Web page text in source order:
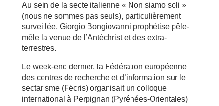
Au sein de la secte italienne « Non siamo soli »
(nous ne sommes pas seuls), particulièrement
surveillée, Giorgio Bongiovanni prophétise pêle-
mêle la venue de l’Antéchrist et des extra-
terrestres.
Le week-end dernier, la Fédération européenne
des centres de recherche et d’information sur le
sectarisme (Fécris) organisait un colloque
international à Perpignan (Pyrénées-Orientales)